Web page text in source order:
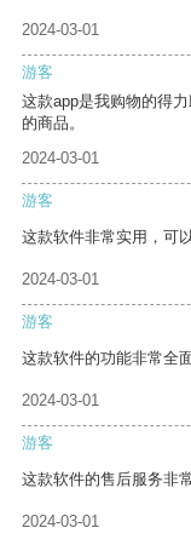
2024-03-01
游客
这款app是我购物的得
的商品。
2024-03-01
游客
这款软件非常实用，可
2024-03-01
游客
这款软件的功能非常全
2024-03-01
游客
这款软件的售后服务非
2024-03-01